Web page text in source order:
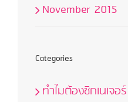
November 2015
Categories
ทำไมต้องซิกเนเจอร์